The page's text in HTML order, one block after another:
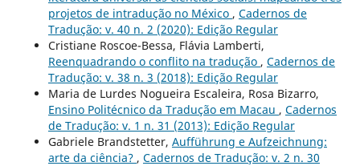
projetos de intradução no México , Cadernos de
Tradução: v. 40 n. 2 (2020): Edição Regular
Cristiane Roscoe-Bessa, Flávia Lamberti,
Reenquadrando o conflito na tradução , Cadernos de
Tradução: v. 38 n. 3 (2018): Edição Regular
Maria de Lurdes Nogueira Escaleira, Rosa Bizarro,
Ensino Politécnico da Tradução em Macau , Cadernos
de Tradução: v. 1 n. 31 (2013): Edição Regular
Gabriele Brandstetter, Aufführung e Aufzeichnung:
arte da ciência? , Cadernos de Tradução: v. 2 n. 30